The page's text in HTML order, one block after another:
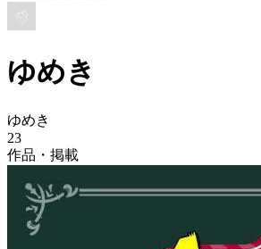
ゆめき
ゆめき
23
作品・掲載